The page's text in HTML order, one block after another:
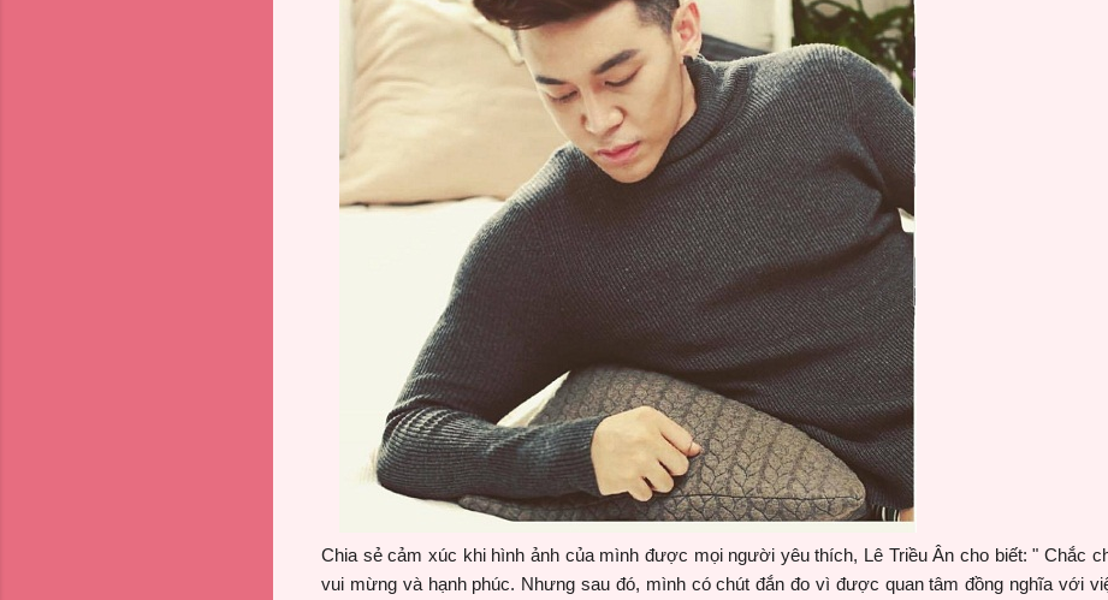
Chia sẻ cảm xúc khi hình ảnh của mình được mọi người yêu thích, Lê Triều Ân cho biết: " Chắc
vui mừng và hạnh phúc. Nhưng sau đó, mình có chút đắn đo vì được quan tâm đồng nghĩa với